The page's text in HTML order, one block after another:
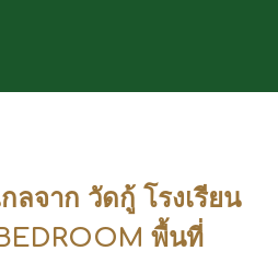
ลจาก วัดกู้ โรงเรียน
พื้นที่